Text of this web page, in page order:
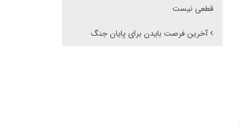
قطعی نیست
آخرین فرصت بایدن برای پایان جنگ